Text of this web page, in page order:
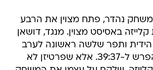
נהדר, פתח מצוין את הרבע
קלייזה באסיסט מצוין. מנגד, דושאן
ותפר שלשה ראשונה לערב
שהורידה את ההפרש ל-39:37. אלא שפרטיזן לא